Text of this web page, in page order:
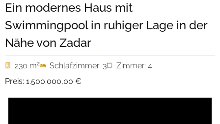
Ein modernes Haus mit
Swimmingpool in ruhiger Lage in der
Nähe von Zadar
230 m2 Schlafzimmer: 3
Zimmer: 4
Preis: 1.500.000,00 €